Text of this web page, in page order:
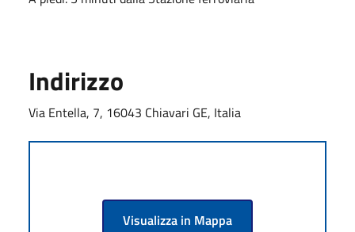
Indirizzo
Via Entella, 7, 16043 Chiavari GE, Italia
Visualizza in Mappa